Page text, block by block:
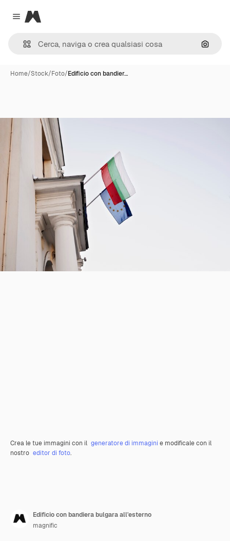
Close menu
Magnific
Cerca
Home/Stock/Foto/Edificio con bandier…
Crea le tue immagini con il generatore di immagini e modificale con il
nostro editor di foto.
Edificio con bandiera bulgara all'esterno
magnific